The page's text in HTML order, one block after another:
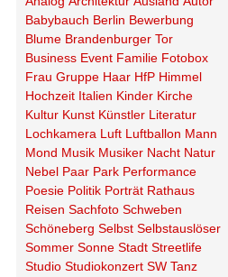
Babybauch Berlin Bewerbung
Blume Brandenburger Tor
Business Event Familie Fotobox
Frau Gruppe Haar HfP Himmel
Hochzeit Italien Kinder Kirche
Kultur Kunst Künstler Literatur
Lochkamera Luft Luftballon Mann
Mond Musik Musiker Nacht Natur
Nebel Paar Park Performance
Poesie Politik Porträt Rathaus
Reisen Sachfoto Schweben
Schöneberg Selbst Selbstauslöser
Sommer Sonne Stadt Streetlife
Studio Studiokonzert SW Tanz